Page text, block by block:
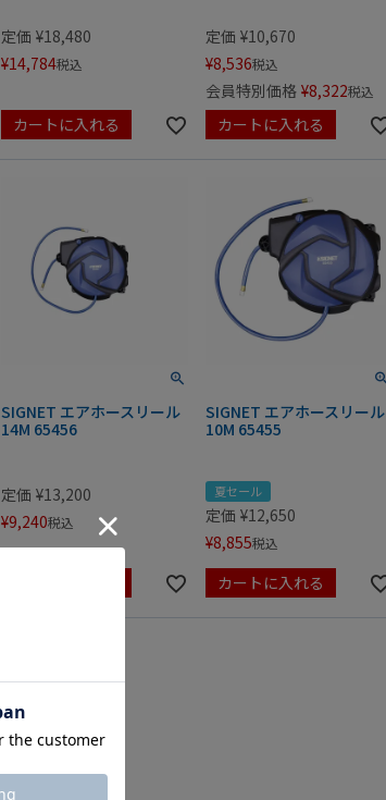
定価 ¥18,480
¥14,784税込
カートに入れる
定価 ¥10,670
¥8,536税込
会員特別価格 ¥8,322税込
カートに入れる
SIGNET エアホースリール
14M 65456
定価 ¥13,200
¥9,240税込
SIGNET エアホースリール
10M 65455
夏セール
定価 ¥12,650
¥8,855税込
カートに入れる